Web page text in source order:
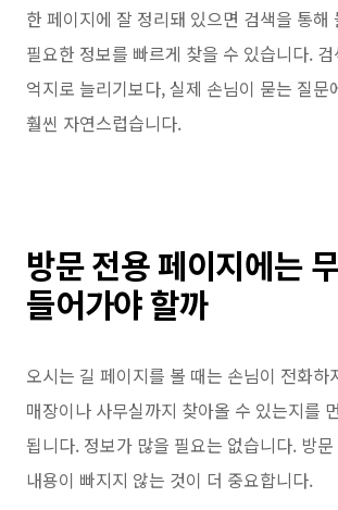
한 페이지에 잘 정리돼 있으면 검색을 통해
필요한 정보를 빠르게 찾을 수 있습니다.
억지로 늘리기보다, 실제 손님이 묻는 질문
훨씬 자연스럽습니다.
방문 전용 페이지에는
들어가야 할까
오시는 길 페이지를 볼 때는 손님이 전화하
매장이나 사무실까지 찾아올 수 있는지를
됩니다. 정보가 많을 필요는 없습니다. 방
내용이 빠지지 않는 것이 더 중요합니다.